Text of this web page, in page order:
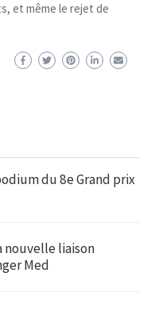
et même le rejet de
du 8e Grand prix
nouvelle liaison
Med